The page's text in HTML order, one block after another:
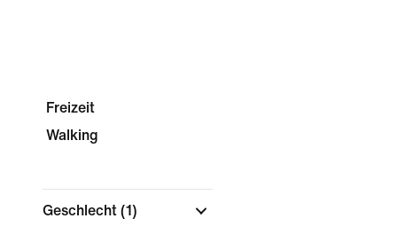
Freizeit
Walking
Geschlecht (1)